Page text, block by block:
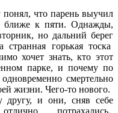
что парень выучил
ближе к пяти. Однажды,
но дальний берег
горькая тоска
хочет знать, кто этот
парке, и почему по
смертельно
жизни. Чего-то нового.
другу, и они, сняв себе